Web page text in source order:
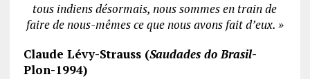
tous indiens désormais, nous sommes en train de
faire de nous-mêmes ce que nous avons fait d’eux. »
Claude Lévy-Strauss (Saudades do Brasil-
Plon-1994)